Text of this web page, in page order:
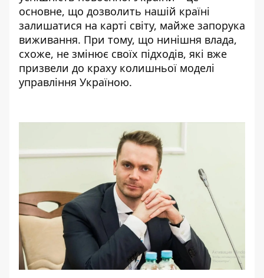
основне, що дозволить нашій країні
залишатися на карті світу, майже запорука
виживання. При тому, що нинішня влада,
схоже, не змінює своїх підходів, які вже
призвели до краху колишньої моделі
управління Україною.